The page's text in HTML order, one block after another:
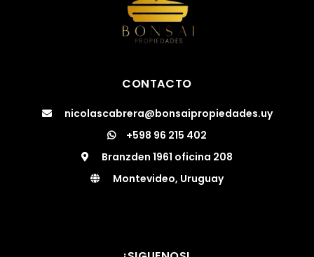
CONTACTO
nicolascabrera@bonsaipropiedades.uy
+598 96 215 402
Branzden 1961 oficina 208
Montevideo, Uruguay